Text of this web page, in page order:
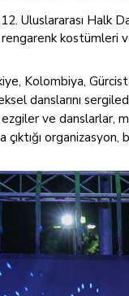
Uluslararası Halk
Kolombiya,
danslarını
ve danslarlar,
organizasyon,